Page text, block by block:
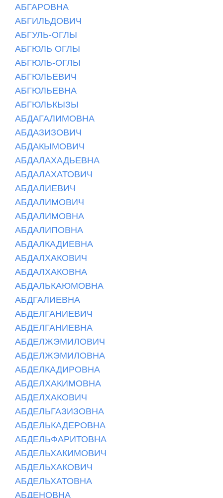
АБГАРОВНА
АБГИЛЬДОВИЧ
АБГУЛЬ-ОГЛЫ
АБГЮЛЬ ОГЛЫ
АБГЮЛЬ-ОГЛЫ
АБГЮЛЬЕВИЧ
АБГЮЛЬЕВНА
АБГЮЛЬКЫЗЫ
АБДАГАЛИМОВНА
АБДАЗИЗОВИЧ
АБДАКЫМОВИЧ
АБДАЛАХАДЬЕВНА
АБДАЛАХАТОВИЧ
АБДАЛИЕВИЧ
АБДАЛИМОВИЧ
АБДАЛИМОВНА
АБДАЛИПОВНА
АБДАЛКАДИЕВНА
АБДАЛХАКОВИЧ
АБДАЛХАКОВНА
АБДАЛЬКАЮМОВНА
АБДГАЛИЕВНА
АБДЕЛГАНИЕВИЧ
АБДЕЛГАНИЕВНА
АБДЕЛЖЭМИЛОВИЧ
АБДЕЛЖЭМИЛОВНА
АБДЕЛКАДИРОВНА
АБДЕЛХАКИМОВНА
АБДЕЛХАКОВИЧ
АБДЕЛЬГАЗИЗОВНА
АБДЕЛЬКАДЕРОВНА
АБДЕЛЬФАРИТОВНА
АБДЕЛЬХАКИМОВИЧ
АБДЕЛЬХАКОВИЧ
АБДЕЛЬХАТОВНА
АБДЕНОВНА